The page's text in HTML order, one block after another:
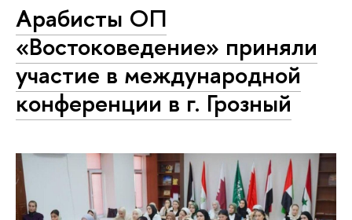
Арабисты ОП
«Востоковедение» приняли
участие в международной
конференции в г. Грозный